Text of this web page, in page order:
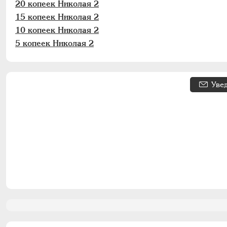
20 копеек Николая 2
15 копеек Николая 2
10 копеек Николая 2
5 копеек Николая 2